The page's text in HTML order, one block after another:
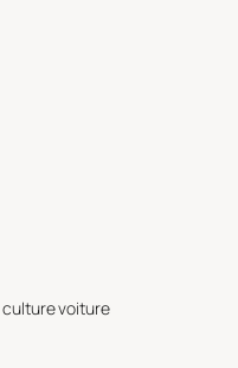
culture voiture